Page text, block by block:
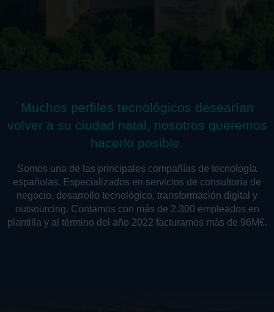
Muchos perfiles tecnológicos desearían
volver a su ciudad natal, nosotros queremos
hacerlo posible.
Somos una de las principales compañías de tecnología
españolas. Especializados en servicios de consultoría de
negocio, desarrollo tecnológico, transformación digital y
outsourcing. Contamos con más de 2.300 empleados en
plantilla y al término del año 2022 facturamos más de 96M€.